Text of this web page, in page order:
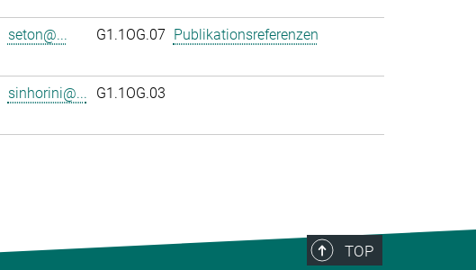
seton@... G1.1OG.07 Publikationsreferenzen
sinhorini@... G1.1OG.03
TOP